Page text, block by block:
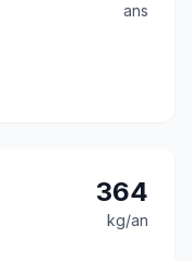
ans
364
kg/an